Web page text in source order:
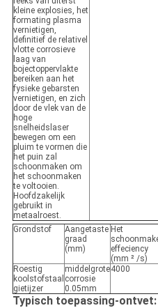
kleine explosies, het
formating plasma
vernietigen,
definitief de relativel
vlotte corrosieve
laag van
bojectoppervlakte
bereiken aan het
fysieke gebarsten
vernietigen, en zich
door de vlek van de
hoge
snelheidslaser
bewegen om een
pluim te vormen die
het puin zal
schoonmaken om
het schoonmaken
te voltooien.
Hoofdzakelijk
gebruikt in
metaalroest.
Grondstof
Aangetaste
graad
(mm)
Het
effeciency
(mm ² /s)
Roestig
koolstofstaal
gietijzer
middelgrote
corrosie
0.05mm
4000
Typisch toepassing-ontvet: